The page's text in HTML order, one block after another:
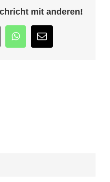
mit anderen!
WhatsApp
E-
Mail